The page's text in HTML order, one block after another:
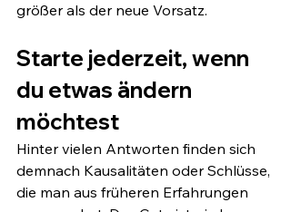
größer als der neue Vorsatz.
Starte jederzeit, wenn
du etwas ändern
möchtest
Hinter vielen Antworten finden sich
demnach Kausalitäten oder Schlüsse,
die man aus früheren Erfahrungen